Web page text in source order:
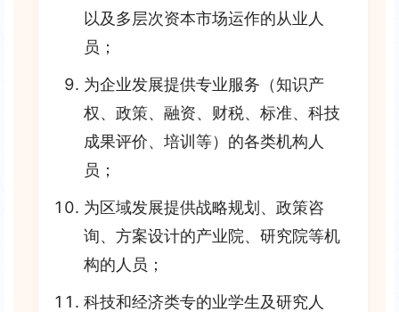
以及多层次资本市场运作的从业人
员；
为企业发展提供专业服务（知识产
权、政策、融资、财税、标准、科技
成果评价、培训等）的各类机构人
员；
为区域发展提供战略规划、政策咨
询、方案设计的产业院、研究院等机
构的人员；
科技和经济类专的业学生及研究人